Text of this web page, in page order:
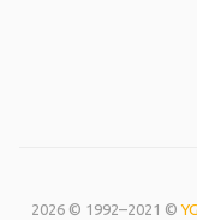
2026 © 1992–2021 ©